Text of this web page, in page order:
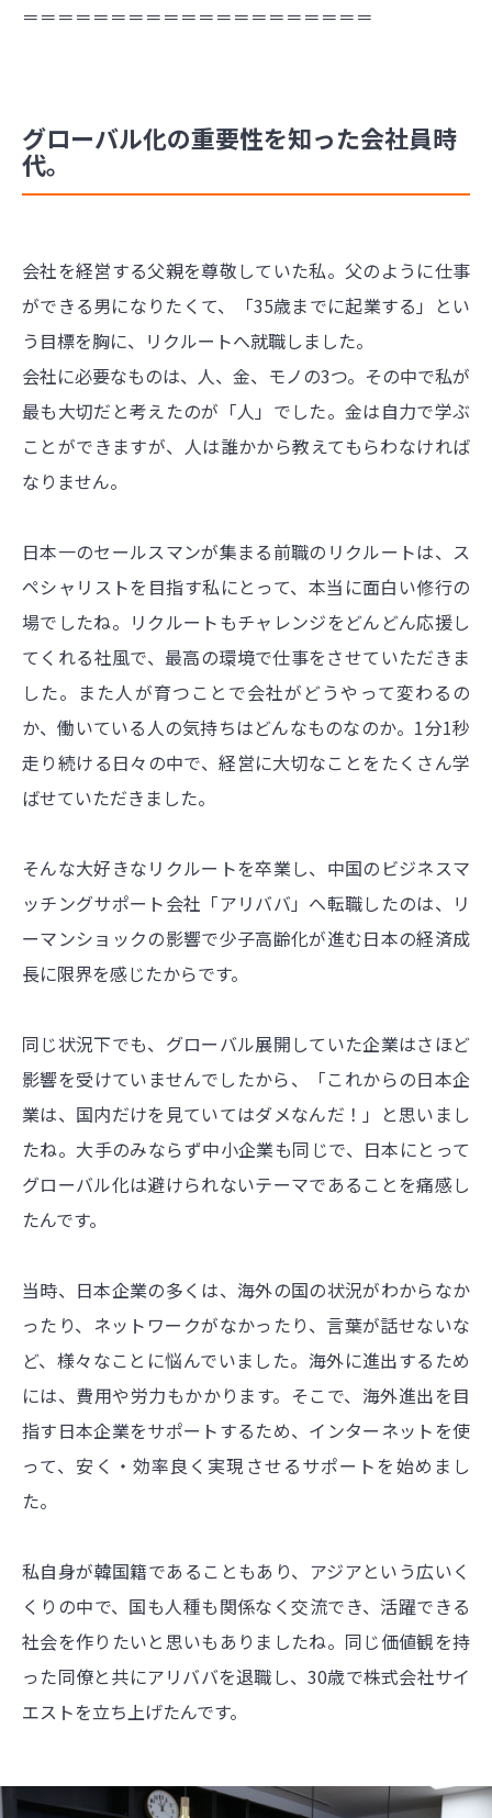
＝＝＝＝＝＝＝＝＝＝＝＝＝＝＝＝＝＝＝＝
グローバル化の重要性を知った会社員時
代。
会社を経営する父親を尊敬していた私。父のように仕事
ができる男になりたくて、「35歳までに起業する」とい
う目標を胸に、リクルートへ就職しました。
会社に必要なものは、人、金、モノの3つ。その中で私が
最も大切だと考えたのが「人」でした。金は自力で学ぶ
ことができますが、人は誰かから教えてもらわなければ
なりません。
日本一のセールスマンが集まる前職のリクルートは、ス
ペシャリストを目指す私にとって、本当に面白い修行の
場でしたね。リクルートもチャレンジをどんどん応援し
てくれる社風で、最高の環境で仕事をさせていただきま
した。また人が育つことで会社がどうやって変わるの
か、働いている人の気持ちはどんなものなのか。1分1秒
走り続ける日々の中で、経営に大切なことをたくさん学
ばせていただきました。
そんな大好きなリクルートを卒業し、中国のビジネスマ
ッチングサポート会社「アリババ」へ転職したのは、リ
ーマンショックの影響で少子高齢化が進む日本の経済成
長に限界を感じたからです。
同じ状況下でも、グローバル展開していた企業はさほど
影響を受けていませんでしたから、「これからの日本企
業は、国内だけを見ていてはダメなんだ！」と思いまし
たね。大手のみならず中小企業も同じで、日本にとって
グローバル化は避けられないテーマであることを痛感し
たんです。
当時、日本企業の多くは、海外の国の状況がわからなか
ったり、ネットワークがなかったり、言葉が話せないな
ど、様々なことに悩んでいました。海外に進出するため
には、費用や労力もかかります。そこで、海外進出を目
指す日本企業をサポートするため、インターネットを使
って、安く・効率良く実現させるサポートを始めまし
た。
私自身が韓国籍であることもあり、アジアという広いく
くりの中で、国も人種も関係なく交流でき、活躍できる
社会を作りたいと思いもありましたね。同じ価値観を持
った同僚と共にアリババを退職し、30歳で株式会社サイ
エストを立ち上げたんです。